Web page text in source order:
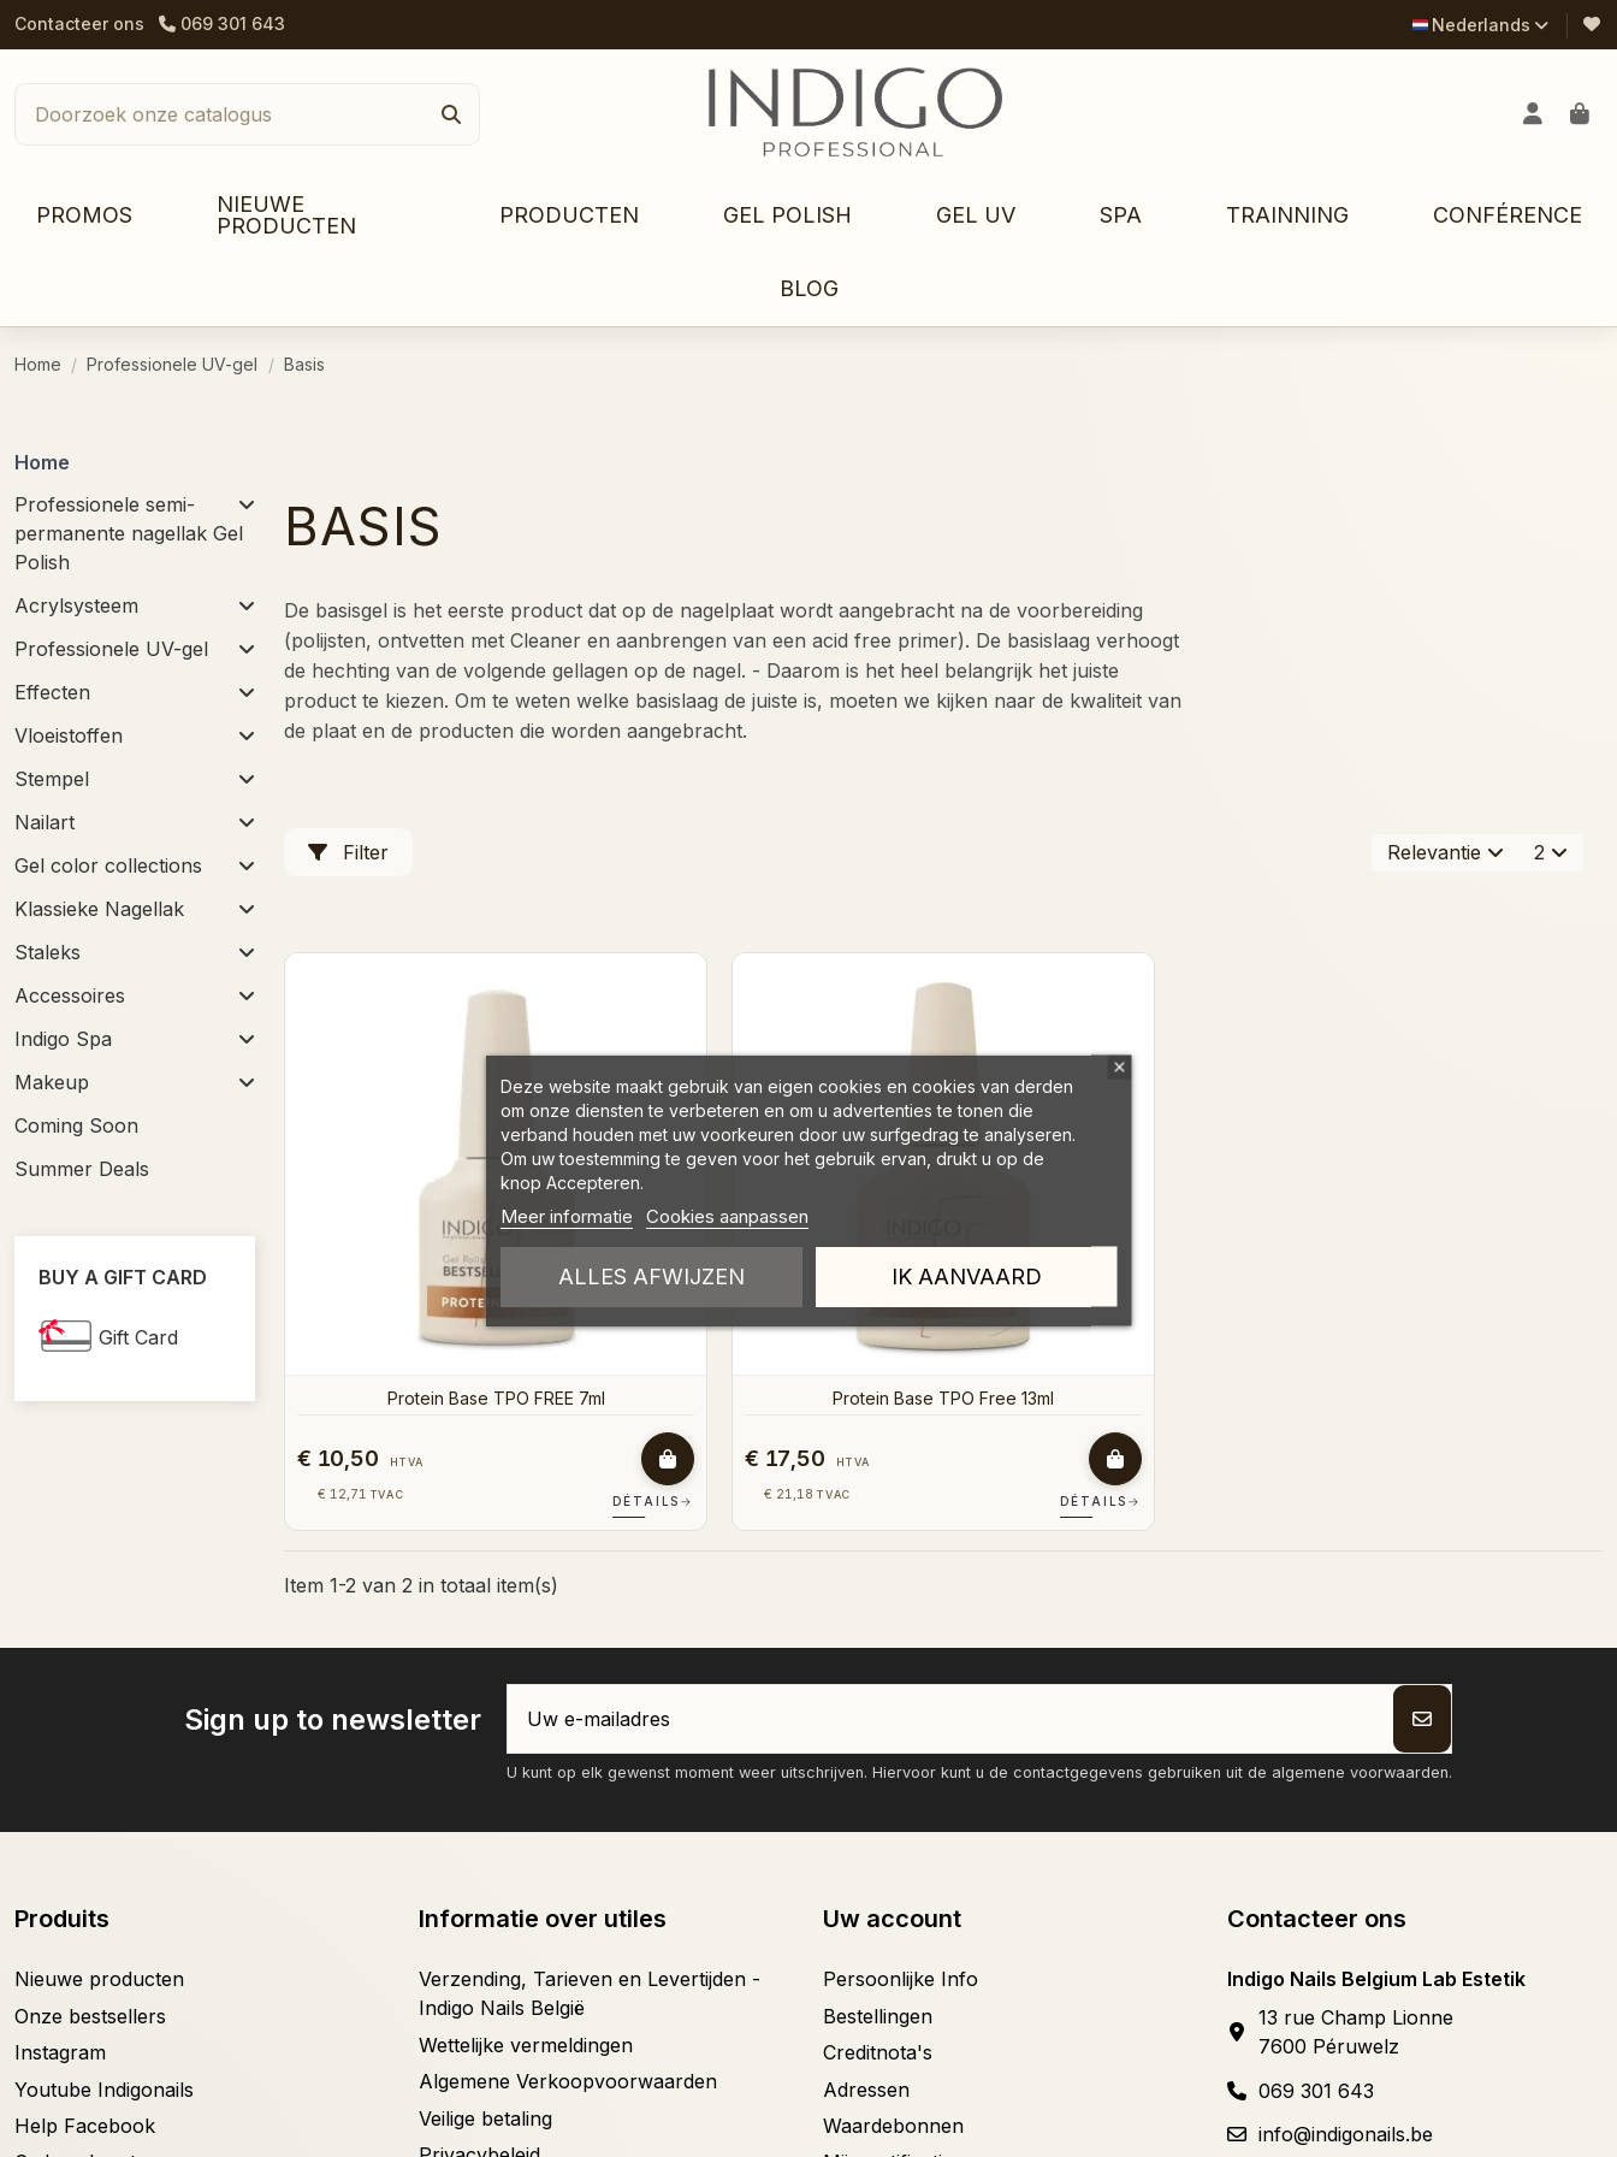
Contacteer ons 069 301 643 Nederlands
PROMOS
NIEUWE
PRODUCTEN
PRODUCTEN GEL POLISH GEL UV SPA TRAINNING CONFÉRENCE
BLOG
Home Professionele UV-gel Basis
BASIS
De basisgel is het eerste product dat op de nagelplaat wordt aangebracht na de voorbereiding
(polijsten, ontvetten met Cleaner en aanbrengen van een acid free primer). De basislaag verhoogt
de hechting van de volgende gellagen op de nagel. - Daarom is het heel belangrijk het juiste
product te kiezen. Om te weten welke basislaag de juiste is, moeten we kijken naar de kwaliteit van
de plaat en de producten die worden aangebracht.
Filter Relevantie 2
Protein Base TPO FREE 7ml
€ 10,50 HTVA
€ 12,71 TVAC DÉTAILS →
Protein Base TPO Free 13ml
€ 17,50 HTVA
€ 21,18 TVAC DÉTAILS →
Item 1-2 van 2 in totaal item(s)
Home
Professionele semi-
permanente nagellak Gel
Polish
Acrylsysteem
Professionele UV-gel
Effecten
Vloeistoffen
Stempel
Nailart
Gel color collections
Klassieke Nagellak
Staleks
Accessoires
Indigo Spa
Makeup
Coming Soon
Summer Deals
BUY A GIFT CARD
Gift Card
Sign up to newsletter
U kunt op elk gewenst moment weer uitschrijven. Hiervoor kunt u de contactgegevens gebruiken uit de algemene voorwaarden.
Produits
Nieuwe producten
Onze bestsellers
Instagram
Youtube Indigonails
Help Facebook
Informatie over utiles
Verzending, Tarieven en Levertijden -
Indigo Nails België
Wettelijke vermeldingen
Algemene Verkoopvoorwaarden
Veilige betaling
Uw account
Persoonlijke Info
Bestellingen
Creditnota's
Adressen
Waardebonnen
Contacteer ons
Indigo Nails Belgium Lab Estetik
13 rue Champ Lionne
7600 Péruwelz
069 301 643
info@indigonails.be
Deze website maakt gebruik van eigen cookies en cookies van derden
om onze diensten te verbeteren en om u advertenties te tonen die
verband houden met uw voorkeuren door uw surfgedrag te analyseren.
Om uw toestemming te geven voor het gebruik ervan, drukt u op de
knop Accepteren.
Meer informatie Cookies aanpassen
ALLES AFWIJZEN IK AANVAARD